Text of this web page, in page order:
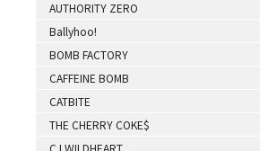
AUTHORITY ZERO
Ballyhoo!
BOMB FACTORY
CAFFEINE BOMB
CATBITE
THE CHERRY COKE$
CJ WILDHEART